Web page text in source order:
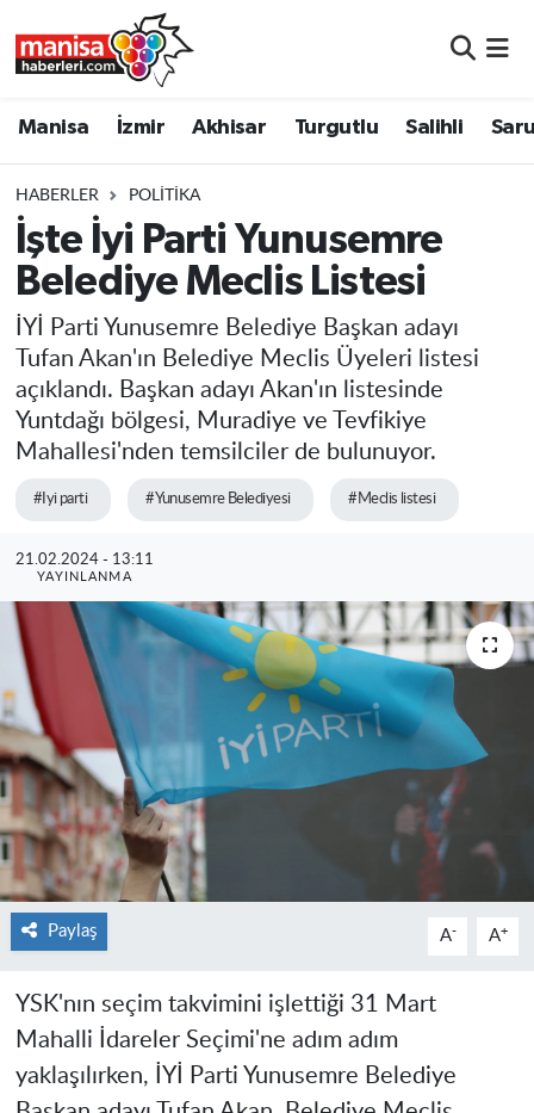
Manisa İzmir Akhisar Turgutlu Salihli
HABERLER POLITIKA
İşte İyi Parti Yunusemre
Belediye Meclis Listesi
İYİ Parti Yunusemre Belediye Başkan adayı
Tufan Akan'ın Belediye Meclis Üyeleri listesi
açıklandı. Başkan adayı Akan'ın listesinde
Yuntdağı bölgesi, Muradiye ve Tevfikiye
Mahallesi'nden temsilciler de bulunuyor.
#Iyi parti #Yunusemre Belediyesi #Meclis listesi
21.02.2024 - 13:11
YAYINLANMA
Paylaş A- A+
YSK'nın seçim takvimini işlettiği 31 Mart
Mahalli İdareler Seçimi'ne adım adım
yaklaşılırken, İYİ Parti Yunusemre Belediye
Akhisar
Turgutlu
Salihli
Saruhanlı
Soma
Manisa Nöbetçi Eczaneler
Manisa Namaz Vakitleri
Manisa Trafik Yoğunluk Haritası
Süper Lig Puan Durumu ve Fikstür
Tüm Manşetler
Son Dakika Haberleri